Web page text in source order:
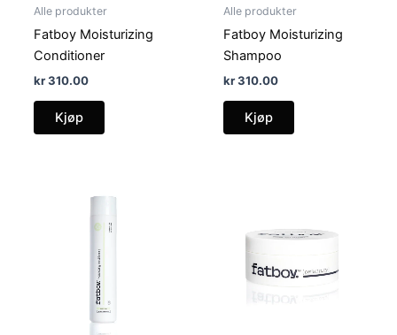
Alle produkter
Fatboy Moisturizing
Conditioner
kr310.00
Kjøp
Alle produkter
Fatboy Moisturizing
Shampoo
kr310.00
Kjøp